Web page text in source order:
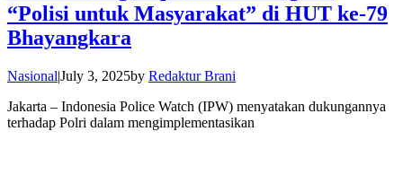
“Polisi untuk Masyarakat” di HUT ke-79
Bhayangkara
Nasional|July 3, 2025by Redaktur Brani
Jakarta – Indonesia Police Watch (IPW) menyatakan dukungannya
terhadap Polri dalam mengimplementasikan